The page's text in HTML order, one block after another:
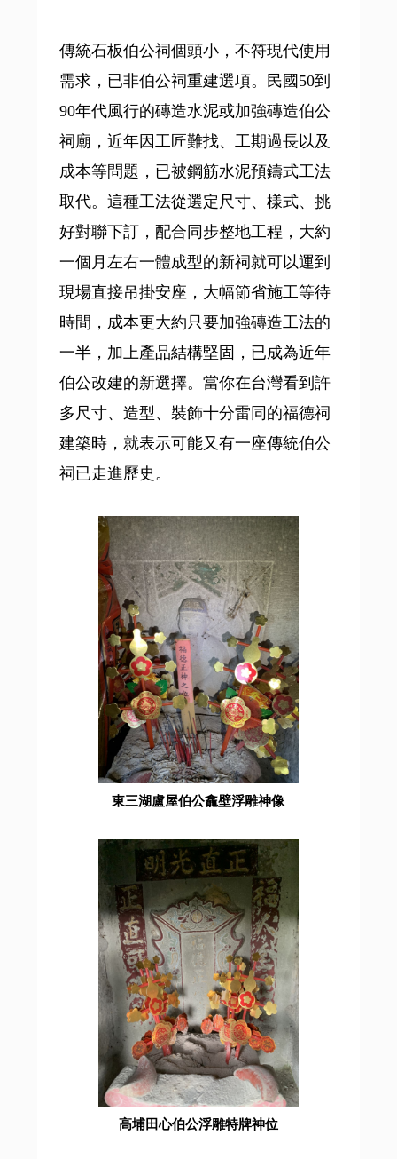
傳統石板伯公祠個頭小，不符現代使用
需求，已非伯公祠重建選項。民國50到
90年代風行的磚造水泥或加強磚造伯公
祠廟，近年因工匠難找、工期過長以及
成本等問題，已被鋼筋水泥預鑄式工法
取代。這種工法從選定尺寸、樣式、挑
好對聯下訂，配合同步整地工程，大約
一個月左右一體成型的新祠就可以運到
現場直接吊掛安座，大幅節省施工等待
時間，成本更大約只要加強磚造工法的
一半，加上產品結構堅固，已成為近年
伯公改建的新選擇。當你在台灣看到許
多尺寸、造型、裝飾十分雷同的福德祠
建築時，就表示可能又有一座傳統伯公
祠已走進歷史。
東三湖盧屋伯公龕壁浮雕神像
高埔田心伯公浮雕特牌神位